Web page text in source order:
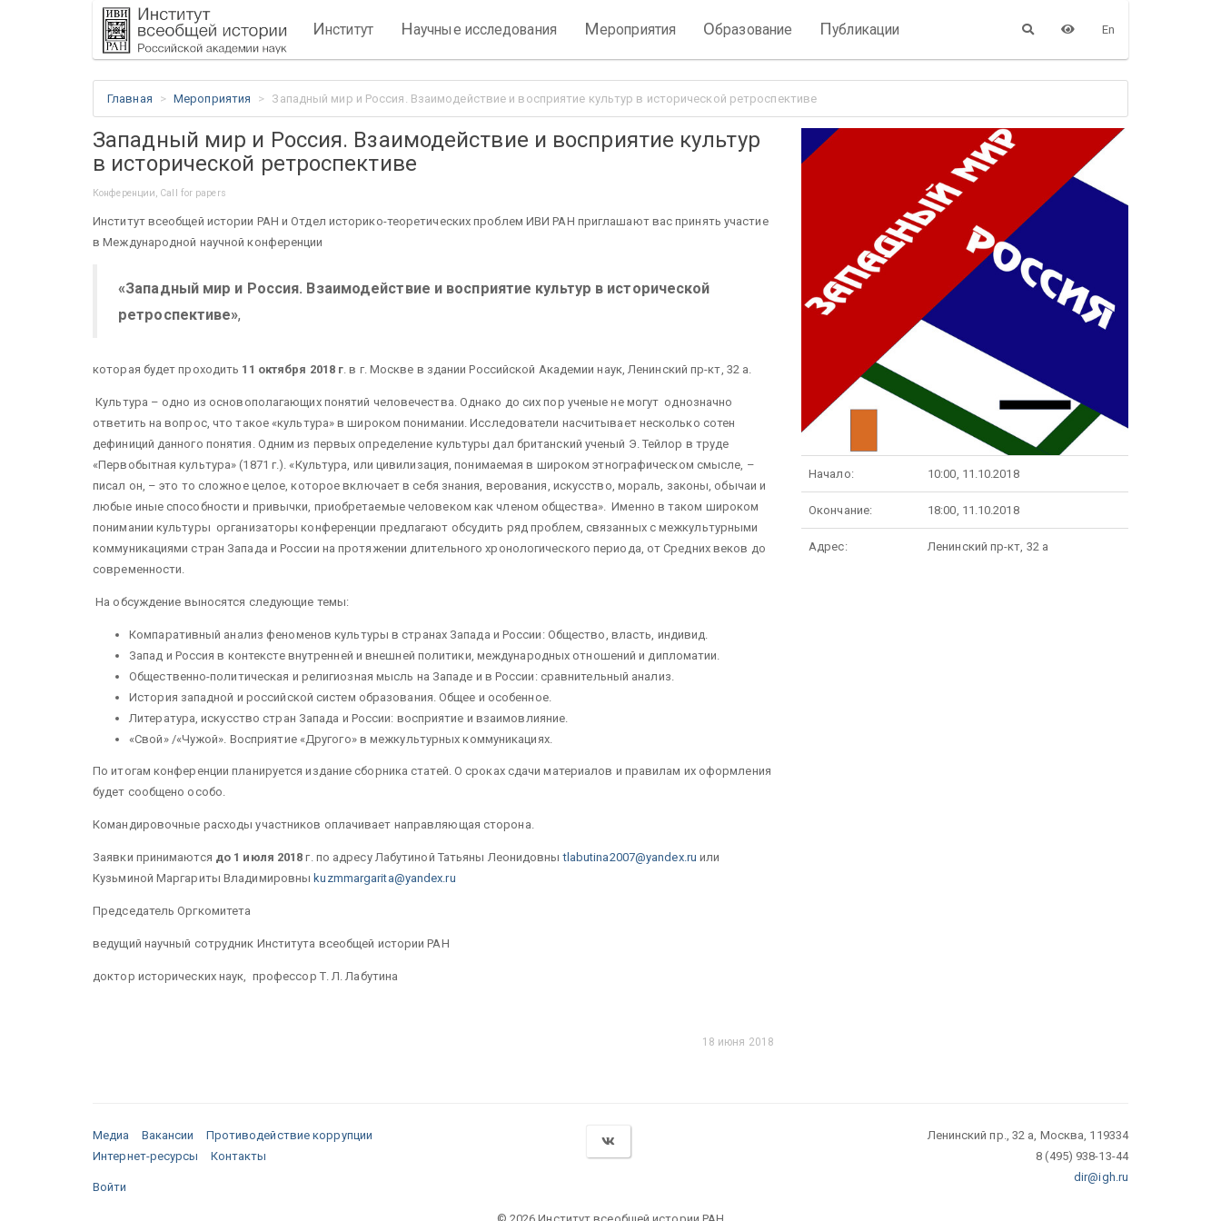
Институт Научные исследования Мероприятия Образование Публикации En
Главная Мероприятия Западный мир и Россия. Взаимодействие и восприятие культур в исторической ретроспективе
Западный мир и Россия. Взаимодействие и восприятие культур
в исторической ретроспективе
Конференции, Call for papers
Институт всеобщей истории РАН и Отдел историко-теоретических проблем ИВИ РАН приглашают вас принять участие
в Международной научной конференции
«Западный мир и Россия. Взаимодействие и восприятие культур в исторической
ретроспективе»,
которая будет проходить 11 октября 2018 г. в г. Москве в здании Российской Академии наук, Ленинский пр-кт, 32 а.
Культура – одно из основополагающих понятий человечества. Однако до сих пор ученые не могут однозначно
ответить на вопрос, что такое «культура» в широком понимании. Исследователи насчитывает несколько сотен
дефиниций данного понятия. Одним из первых определение культуры дал британский ученый Э. Тейлор в труде
«Первобытная культура» (1871 г.). «Культура, или цивилизация, понимаемая в широком этнографическом смысле, –
писал он, – это то сложное целое, которое включает в себя знания, верования, искусство, мораль, законы, обычаи и
любые иные способности и привычки, приобретаемые человеком как членом общества». Именно в таком широком
понимании культуры организаторы конференции предлагают обсудить ряд проблем, связанных с межкультурными
коммуникациями стран Запада и России на протяжении длительного хронологического периода, от Средних веков до
современности.
На обсуждение выносятся следующие темы:
Компаративный анализ феноменов культуры в странах Запада и России: Общество, власть, индивид.
Запад и Россия в контексте внутренней и внешней политики, международных отношений и дипломатии.
Общественно-политическая и религиозная мысль на Западе и в России: сравнительный анализ.
История западной и российской систем образования. Общее и особенное.
Литература, искусство стран Запада и России: восприятие и взаимовлияние.
«Свой» /«Чужой». Восприятие «Другого» в межкультурных коммуникациях.
По итогам конференции планируется издание сборника статей. О сроках сдачи материалов и правилам их оформления
будет сообщено особо.
Командировочные расходы участников оплачивает направляющая сторона.
Заявки принимаются до 1 июля 2018 г. по адресу Лабутиной Татьяны Леонидовныtlabutina2007@yandex.ru или
Кузьминой Маргариты Владимировныkuzmmargarita@yandex.ru
Председатель Оргкомитета
ведущий научный сотрудник Института всеобщей истории РАН
доктор исторических наук, профессор Т. Л. Лабутина
18 июня 2018
Начало: 10:00, 11.10.2018
Окончание: 18:00, 11.10.2018
Адрес: Ленинский пр-кт, 32 а
Медиа Вакансии
Противодействие коррупции
Интернет-ресурсы
Контакты
Войти
Ленинский пр., 32 а, Москва, 119334
8 (495) 938-13-44
dir@igh.ru
© 2026 Институт всеобщей истории РАН